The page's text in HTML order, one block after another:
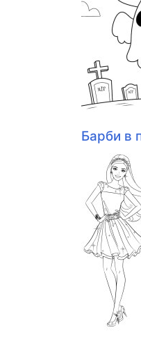
Барби в